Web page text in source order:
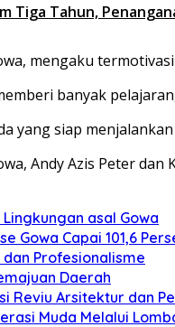
Tiga Tahun,
mengaku
banyak
yang siap
Andy Azis Peter
asal Gowa
Gowa Capai 101,6
dan Profesionalisme
Daerah
Arsitektur dan
Muda Melalui